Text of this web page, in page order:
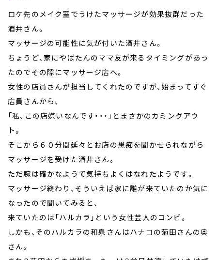
ロケ先のメイク室でうけたマッサージが効果抜群だった
酒井さん。
マッサージの可能性に気が付いた酒井さん。
ちょうど、家にやばたんのママ友が来るタイミングがあっ
たのでその隙にマッサージ店へ。
女性の店員さんが担当してくれたのですが、始まってすぐ
店員さんから、
「私、この店嫌いなんです・・・」とまさかのカミングアウ
ト。
そこから６０分間延々とお店の愚痴を聞かせられながら
マッサージを受けた酒井さん。
ただ腕は確かなようで気持ちよくはなれたようです。
マッサージ終わり、そういえば家に誰が来ていたのか気に
なったので聞いてみると、
来ていたのは「ハルカラ」という女性芸人のコンビ。
しかも、そのハルカラの和泉さんはハナコの菊田さんの奥
さん。